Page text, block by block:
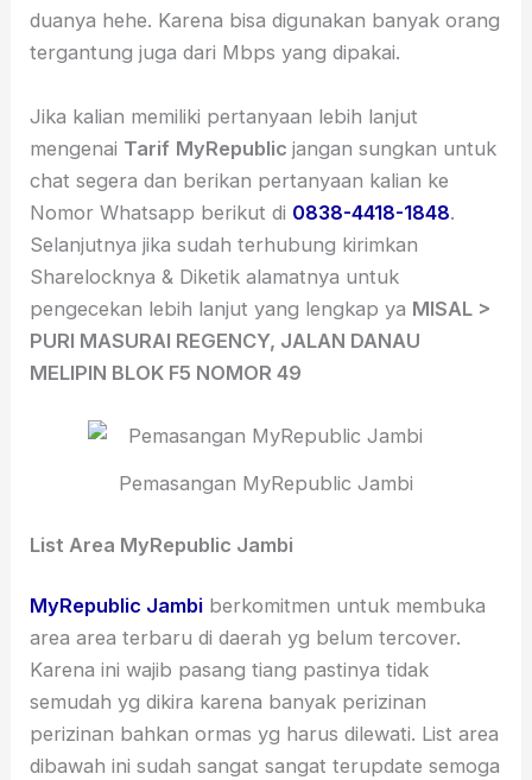
duanya hehe. Karena bisa digunakan banyak orang
tergantung juga dari Mbps yang dipakai.
Jika kalian memiliki pertanyaan lebih lanjut
mengenai Tarif MyRepublicjangan sungkan untuk
chat segera dan berikan pertanyaan kalian ke
Nomor Whatsapp berikut di 0838-4418-1848.
Selanjutnya jika sudah terhubung kirimkan
Sharelocknya & Diketik alamatnya untuk
pengecekan lebih lanjut yang lengkap ya MISAL >
PURI MASURAI REGENCY, JALAN DANAU
MELIPIN BLOK F5 NOMOR 49
Pemasangan MyRepublic Jambi
List Area MyRepublic Jambi
MyRepublic Jambi berkomitmen untuk membuka
area area terbaru di daerah yg belum tercover.
Karena ini wajib pasang tiang pastinya tidak
semudah yg dikira karena banyak perizinan
perizinan bahkan ormas yg harus dilewati. List area
dibawah ini sudah sangat sangat terupdate semoga